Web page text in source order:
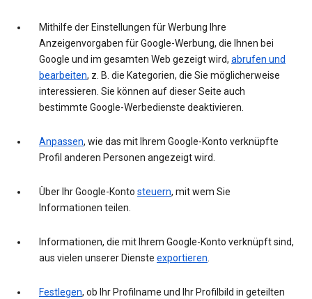
Mithilfe der Einstellungen für Werbung Ihre
Anzeigenvorgaben für Google-Werbung, die Ihnen bei
Google und im gesamten Web gezeigt wird, abrufen und
bearbeiten, z. B. die Kategorien, die Sie möglicherweise
interessieren. Sie können auf dieser Seite auch
bestimmte Google-Werbedienste deaktivieren.
Anpassen, wie das mit Ihrem Google-Konto verknüpfte
Profil anderen Personen angezeigt wird.
Über Ihr Google-Konto steuern, mit wem Sie
Informationen teilen.
Informationen, die mit Ihrem Google-Konto verknüpft sind,
aus vielen unserer Dienste exportieren.
Festlegen, ob Ihr Profilname und Ihr Profilbild in geteilten